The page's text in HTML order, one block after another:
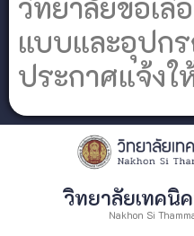
แบบและอุปก
ประกาศแจ้งใ
วิทยาลัยเทคนิ
Nakhon Si